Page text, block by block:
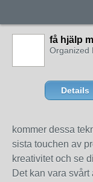
få hjälp
Organized
Details
kommer dessa
sista touchen av
kreativitet och se
Det kan vara